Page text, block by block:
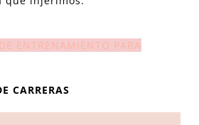
ENTRENAMIENTO PARA
CARRERAS